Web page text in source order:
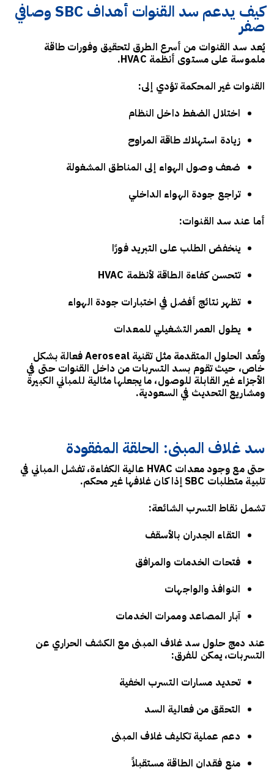
كيف يدعم سد القنوات أهداف SBC وصافي
صفر
يُعد سد القنوات من أسرع الطرق لتحقيق وفورات طاقة
ملموسة على مستوى أنظمة HVAC.
القنوات غير المحكمة تؤدي إلى:
اختلال الضغط داخل النظام
زيادة استهلاك طاقة المراوح
ضعف وصول الهواء إلى المناطق المشغولة
تراجع جودة الهواء الداخلي
أما عند سد القنوات:
ينخفض الطلب على التبريد فورًا
تتحسن كفاءة الطاقة لأنظمة HVAC
تظهر نتائج أفضل في اختبارات جودة الهواء
يطول العمر التشغيلي للمعدات
وتُعد الحلول المتقدمة مثلتقنية Aeroseal
فعالة بشكل
خاص، حيث تقوم بسد التسربات من داخل القنوات حتى في
الأجزاء غير القابلة للوصول، ما يجعلها مثالية للمباني الكبيرة
ومشاريع التحديث في السعودية.
سد غلاف المبنى: الحلقة المفقودة
حتى مع وجود معدات HVAC عالية الكفاءة، تفشل المباني في
تلبية متطلبات SBC إذا كان غلافها غير محكم.
تشمل نقاط التسرب الشائعة:
التقاء الجدران بالأسقف
فتحات الخدمات والمرافق
النوافذ والواجهات
آبار المصاعد وممرات الخدمات
عند دمج حلول سد غلاف المبنى مع الكشف الحراري عن
التسربات، يمكن للفرق:
تحديد مسارات التسرب الخفية
التحقق من فعالية السد
دعم عملية تكليف غلاف المبنى
منع فقدان الطاقة مستقبلاً